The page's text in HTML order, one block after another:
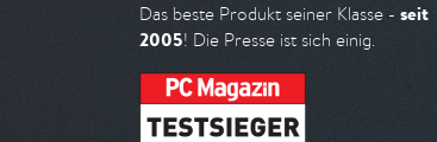
Das beste Produkt seiner Klasse - seit
2005! Die Presse ist sich einig.